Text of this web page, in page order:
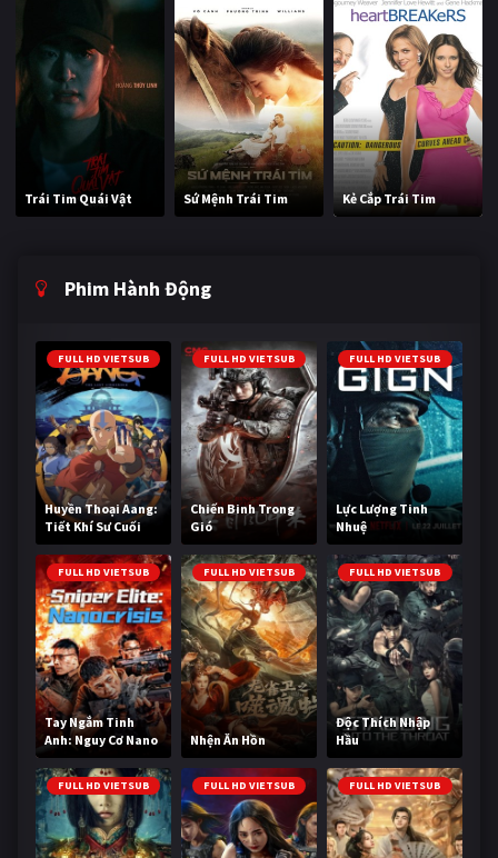
Trái Tim Quái Vật Sứ Mệnh Trái Tim Kẻ Cắp Trái Tim
Phim Hành Động
FULL HD VIETSUB
Huyền Thoại Aang:
Tiết Khí Sư Cuối
Cùng
FULL HD VIETSUB
Chiến Binh Trong
Gió
FULL HD VIETSUB
Lực Lượng Tinh
Nhuệ
FULL HD VIETSUB
Tay Ngắm Tinh
Anh: Nguy Cơ Nano
FULL HD VIETSUB
Nhện Ăn Hồn
FULL HD VIETSUB
Độc Thích Nhập
Hầu
FULL HD VIETSUB FULL HD VIETSUB FULL HD VIETSUB